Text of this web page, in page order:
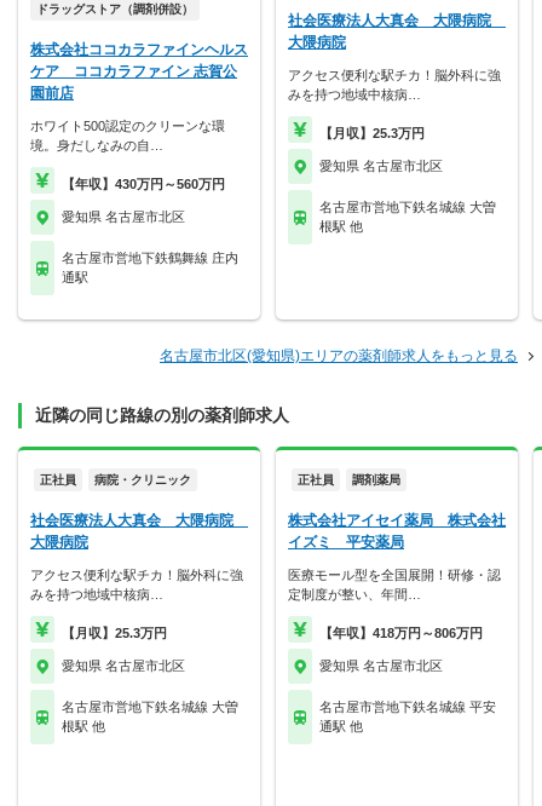
ドラッグストア（調剤併設）
株式会社ココカラファインヘルス
ケア ココカラファイン 志賀公
園前店
ホワイト500認定のクリーンな環
境。身だしなみの自…
【年収】430万円～560万円
愛知県 名古屋市北区
名古屋市営地下鉄鶴舞線 庄内
通駅
社会医療法人大真会 大隈病院
大隈病院
アクセス便利な駅チカ！脳外科に強
みを持つ地域中核病…
【月収】25.3万円
愛知県 名古屋市北区
名古屋市営地下鉄名城線 大曽
根駅 他
名古屋市北区(愛知県)エリアの薬剤師求人をもっと見る
近隣の同じ路線の別の薬剤師求人
正社員 病院・クリニック
社会医療法人大真会 大隈病院
大隈病院
アクセス便利な駅チカ！脳外科に強
みを持つ地域中核病…
【月収】25.3万円
愛知県 名古屋市北区
名古屋市営地下鉄名城線 大曽
根駅 他
正社員 調剤薬局
株式会社アイセイ薬局 株式会社
イズミ 平安薬局
医療モール型を全国展開！研修・認
定制度が整い、年間…
【年収】418万円～806万円
愛知県 名古屋市北区
名古屋市営地下鉄名城線 平安
通駅 他